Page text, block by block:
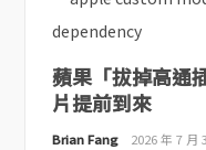
蘋果「拔掉高通
片提前到來
Brian Fang 2026 年 7 月